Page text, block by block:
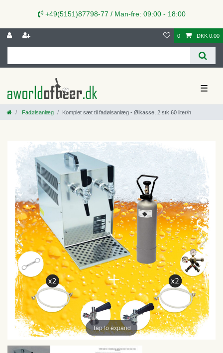
+49(5151)87798-77 / Man-fre: 09:00 - 18:00
0 DKK 0.00
☰
Fadølsanlæg Komplet sæt til fadølsanlæg - Ølkasse, 2 stk 60 liter/h
Tap to expand